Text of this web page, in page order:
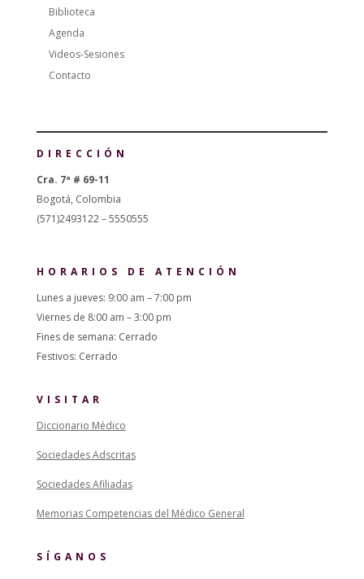
Biblioteca
Agenda
Videos-Sesiones
Contacto
DIRECCIÓN
Cra. 7ª # 69-11
Bogotá, Colombia
(571)2493122 – 5550555
HORARIOS DE ATENCIÓN
Lunes a jueves: 9:00 am – 7:00 pm
Viernes de 8:00 am – 3:00 pm
Fines de semana: Cerrado
Festivos: Cerrado
VISITAR
Diccionario Médico
Sociedades Adscritas
Sociedades Afiliadas
Memorias Competencias del Médico General
SÍGANOS